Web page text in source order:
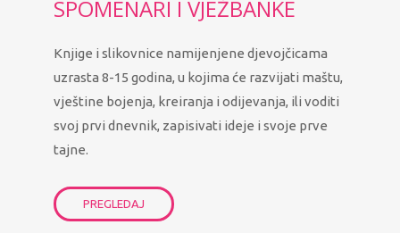
SPOMENARI I VJEŽBANKE
Knjige i slikovnice namijenjene djevojčicama
uzrasta 8-15 godina, u kojima će razvijati maštu,
vještine bojenja, kreiranja i odijevanja, ili voditi
svoj prvi dnevnik, zapisivati ideje i svoje prve
tajne.
PREGLEDAJ